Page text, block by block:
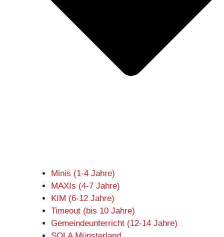
Minis (1-4 Jahre)
MAXIs (4-7 Jahre)
KIM (6-12 Jahre)
Timeout (bis 10 Jahre)
Gemeindeunterricht (12-14 Jahre)